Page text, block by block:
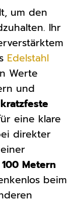
um den
Ihr
Edelstahl
Werte
und
kratzfeste
eine klare
direkter
Metern
beim